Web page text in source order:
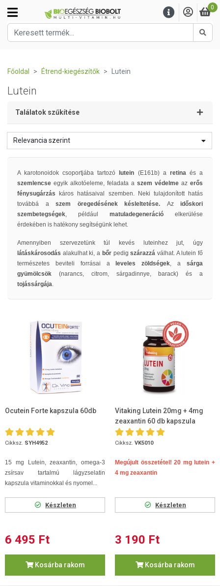
0
Főoldal Étrend-kiegészítők Lutein
Lutein
Találatok szűkítése
Relevancia szerint
A karotonoidok csoportjába tartozó lutein (E161b) a retina és a
szemlencse egyik alkotóeleme, feladata a szem védelme az erős
fénysugárzás
káros hatásaival szemben. Neki tulajdonított hatás
továbbá a szem öregedésének késleltetése. Az időskori
szembetegségek, például matuladegeneráció elkerülése
érdekében is hatékony segítségünk lehet.
Amennyiben szervezetünk túl kevés luteinhez jut, úgy
látáskárosodás alakulhat ki, a bőr pedigszárazzá válhat. A lutein fő
természetes beviteli forrásai a
leveles zöldségek, asárga
gyümölcsök (narancs, citrom, sárgadinnye, barack) és a
tojássárgája.
Ocutein Forte kapszula 60db
Cikksz. SYH4952
15 mg Lutein, zeaxantin, omega-3
zsírsav tartalmú lágyzselatin
kapszula vitaminokkal és nyomel...
Készleten
6 495 Ft
Kosárba rakom
Vitaking Lutein 20mg + 4mg
zeaxantin 60 db kapszula
Cikksz. VK5010
Megújult összetétel! 20 mg lutein +
4 mg zeaxantin
Készleten
3 190 Ft
Kosárba rakom